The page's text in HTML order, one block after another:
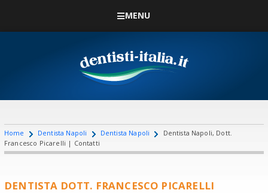
MENU
Home Dentista Napoli Dentista Napoli
Dentista Napoli, Dott.
Francesco Picarelli | Contatti
DENTISTA DOTT. FRANCESCO PICARELLI